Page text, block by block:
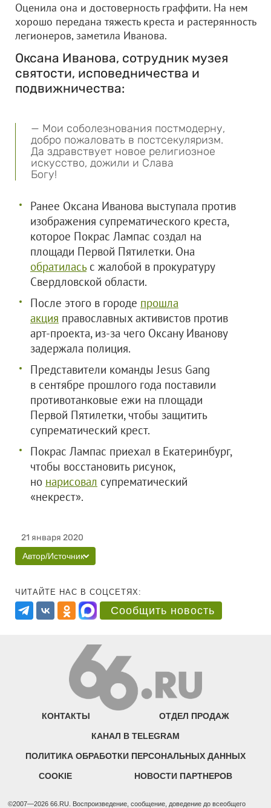
Оценила она и достоверность граффити. На нем
хорошо передана тяжесть креста и растерянность
легионеров, заметила Иванова.
Оксана Иванова, сотрудник музея
святости, исповедничества и
подвижничества:
— Мои соболезнования постмодерну,
добро пожаловать в постсекуляризм.
Да здравствует новое религиозное
искусство, дожили и Слава
Богу!
Ранее Оксана Иванова выступала против
изображения супрематического креста,
которое Покрас Лампас создал на
площади Первой Пятилетки. Она
обратиласьс жалобой в прокуратуру
Свердловской области.
После этого в городе прошла
акция православных активистов против
арт-проекта, из-за чего Оксану Иванову
задержала полиция.
Представители команды Jesus Gang
в сентябре прошлого года поставили
противотанковые ежи на площади
Первой Пятилетки, чтобы защитить
супрематический крест.
Покрас Лампас приехал в Екатеринбург,
чтобы восстановить рисунок,
но нарисовал супрематический
«некрест».
21 января 2020
Автор/Источник
ЧИТАЙТЕ НАС В СОЦСЕТЯХ:
Сообщить новость
КОНТАКТЫ ОТДЕЛ ПРОДАЖ
КАНАЛ В TELEGRAM
ПОЛИТИКА ОБРАБОТКИ ПЕРСОНАЛЬНЫХ ДАННЫХ
COOKIE НОВОСТИ ПАРТНЕРОВ
©2007—2026 66.RU. Воспроизведение, сообщение, доведение до всеобщего